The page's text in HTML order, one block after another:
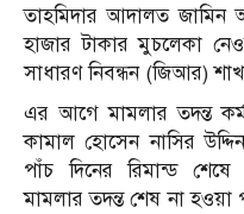
তাহমিদার আদালত
হাজার টাকার মুচলেকা
সাধারণ নিবন্ধন (জিআর)
এর আগে মামলার তদন্ত
কামাল হোসেন নাসির
পাঁচ দিনের রিমান্ড
মামলার তদন্ত শেষ না হওয়া